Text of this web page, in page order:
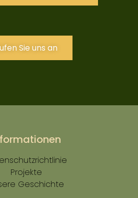
Sie uns an
Projekte
Geschichte